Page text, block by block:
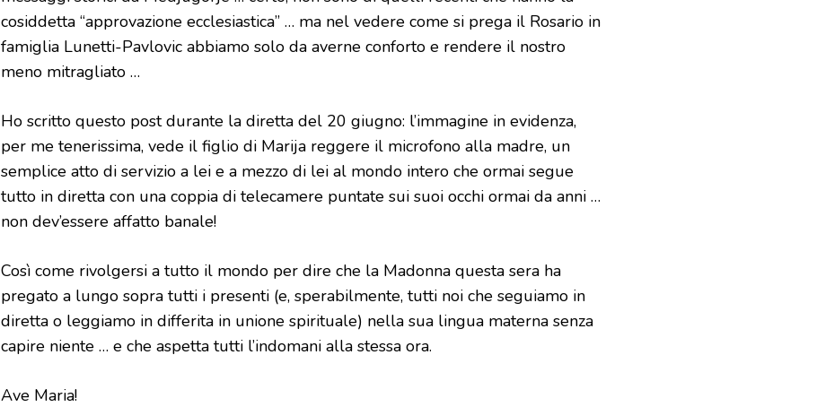
cosiddetta “approvazione ecclesiastica” … ma nel vedere come si prega il Rosario in
famiglia Lunetti-Pavlovic abbiamo solo da averne conforto e rendere il nostro
meno mitragliato …
Ho scritto questo post durante la diretta del 20 giugno: l’immagine in evidenza,
per me tenerissima, vede il figlio di Marija reggere il microfono alla madre, un
semplice atto di servizio a lei e a mezzo di lei al mondo intero che ormai segue
tutto in diretta con una coppia di telecamere puntate sui suoi occhi ormai da anni …
non dev’essere affatto banale!
Così come rivolgersi a tutto il mondo per dire che la Madonna questa sera ha
pregato a lungo sopra tutti i presenti (e, sperabilmente, tutti noi che seguiamo in
diretta o leggiamo in differita in unione spirituale) nella sua lingua materna senza
capire niente … e che aspetta tutti l’indomani alla stessa ora.
Ave Maria!